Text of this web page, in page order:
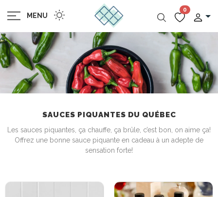
MENU
0
SAUCES PIQUANTES DU QUÉBEC
Les sauces piquantes, ça chauffe, ça brûle, c’est bon, on aime ça!
Offrez une bonne sauce piquante en cadeau à un adepte de
sensation forte!